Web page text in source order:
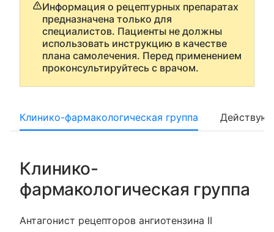
Информация о рецептурных препаратах
предназначена только для
специалистов. Пациенты не должны
использовать инструкцию в качестве
плана самолечения. Перед применением
проконсультируйтесь с врачом.
Клинико-фармакологическая группа
Клинико-
фармакологическая группа
Антагонист рецепторов ангиотензина II